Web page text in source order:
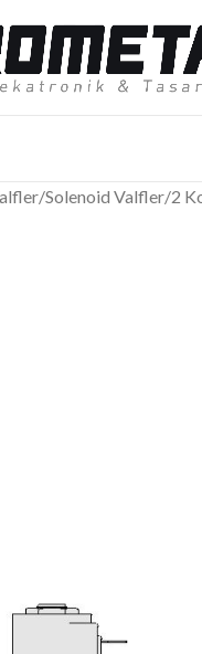
/Solenoid Valfler/2